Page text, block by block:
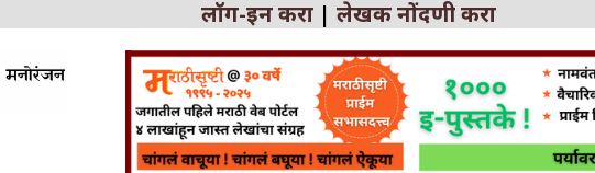
लॉग-इन करा | लेखक नोंदणी करा